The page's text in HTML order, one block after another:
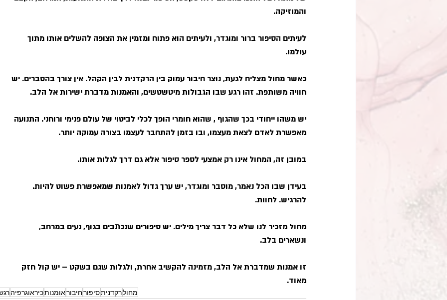
והמוזיקה.
לעיתים הסיפור ברור ומוגדר, ולעיתים הוא פתוח ומזמין את הצופה להשלים אותו מתוך
עולמו.
כאשר מחול מצליח לגעת, נוצר חיבור עמוק בין הרקדנית לבין הקהל. אין צורך בהסברים. יש
חוויה משותפת. זהו רגע שבו הגבולות מיטשטשים, והאמנות מדברת ישירות אל הלב.
יש משהו ייחודי בכך שהגוף , שהוא חומרי הופך לכלי לביטוי של עולם פנימי ורוחני. התנועה
מאפשרת לאדם לצאת מעצמו, ובו בזמן להתחבר לעצמו בצורה עמוקה יותר.
במובן זה, המחול אינו רק אמצעי לספר סיפור אלא גם דרך לגלות אותו.
בעידן שבו הכל נאמר, מוסבר ומוגדר, יש ערך גדול לאמנות שמאפשרת פשוט להיות.
להרגיש. לחוות.
מחול מזכיר לנו שלא כל דבר צריך מילים. יש סיפורים שנכתבים בגוף, נעים במרחב,
ונשארים בלב.
זו אמנות שמדברת אל הלב, מזמינה להקשיב אחרת, ולגלות שגם בשקט – יש קול חזק
מאוד.
מחולרקדניתסיפורחיבוראומנותכיראוגרפיה